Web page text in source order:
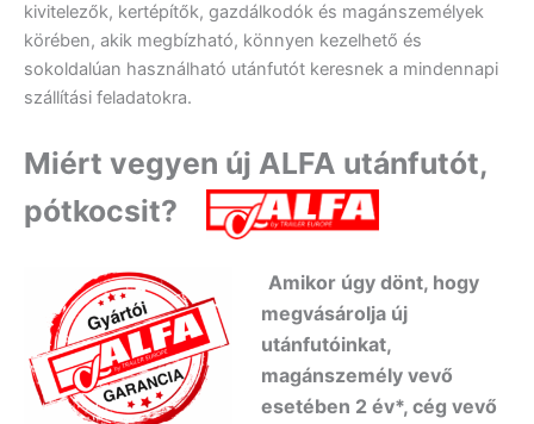
kivitelezők, kertépítők, gazdálkodók és magánszemélyek
körében, akik megbízható, könnyen kezelhető és
sokoldalúan használható utánfutót keresnek a mindennapi
szállítási feladatokra.
Miért vegyen új ALFA utánfutót,
pótkocsit?
Amikor úgy dönt, hogy
megvásárolja új
utánfutóinkat,
magánszemély vevő
esetében 2 év*, cég vevő